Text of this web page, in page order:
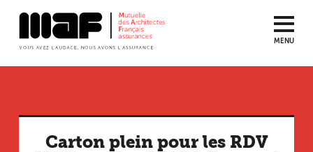
MENU
Carton plein pour les RDV